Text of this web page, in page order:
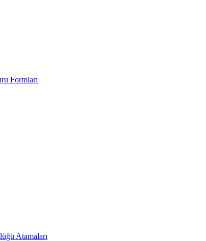
Formları
Atamaları